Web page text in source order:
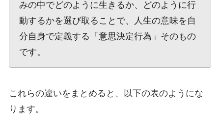
みの中でどのように生きるか、どのように行
動するかを選び取ることで、人生の意味を自
分自身で定義する「意思決定行為」そのもの
です。
これらの違いをまとめると、以下の表のようにな
ります。